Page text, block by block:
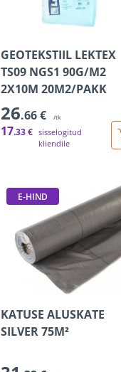
GEOTEKSTIIL LEKTEX
TS09 NGS1 90G/M2
2X10M 20M2/PAKK
26.66 € /tk
17.33 € sisselogitud
kliendile
E-HIND
KATUSE ALUSKATE
SILVER 75M²